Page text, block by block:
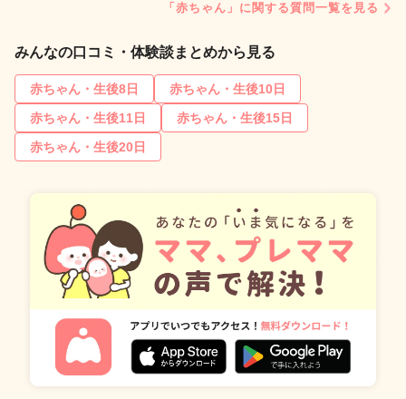
「赤ちゃん」に関する質問一覧を見る
みんなの口コミ・体験談まとめから見る
赤ちゃん・生後8日
赤ちゃん・生後10日
赤ちゃん・生後11日
赤ちゃん・生後15日
赤ちゃん・生後20日